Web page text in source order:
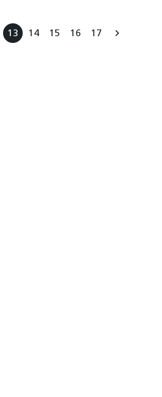
13 14 15 16 17